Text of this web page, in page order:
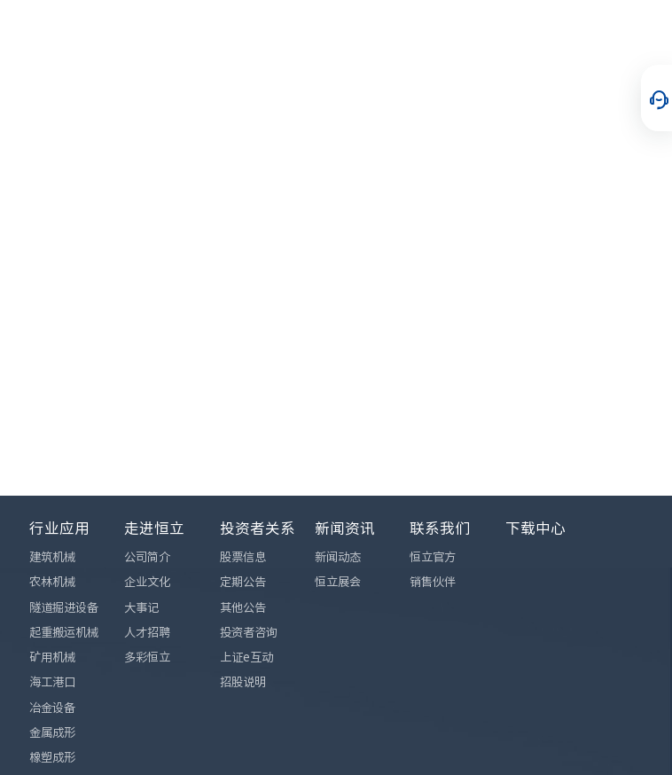
行业应用
建筑机械
农林机械
隧道掘进设备
起重搬运机械
矿用机械
海工港口
冶金设备
金属成形
橡塑成形
走进恒立
公司简介
企业文化
大事记
人才招聘
多彩恒立
投资者关系
股票信息
定期公告
其他公告
投资者咨询
上证e互动
招股说明
新闻资讯
新闻动态
恒立展会
联系我们
恒立官方
销售伙伴
下载中心